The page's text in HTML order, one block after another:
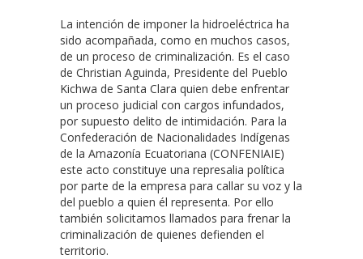
La intención de imponer la hidroeléctrica ha
sido acompañada, como en muchos casos,
de un proceso de criminalización. Es el caso
de Christian Aguinda, Presidente del Pueblo
Kichwa de Santa Clara quien debe enfrentar
un proceso judicial con cargos infundados,
por supuesto delito de intimidación. Para la
Confederación de Nacionalidades Indígenas
de la Amazonía Ecuatoriana (CONFENIAIE)
este acto constituye una represalia política
por parte de la empresa para callar su voz y la
del pueblo a quien él representa. Por ello
también solicitamos llamados para frenar la
criminalización de quienes defienden el
territorio.